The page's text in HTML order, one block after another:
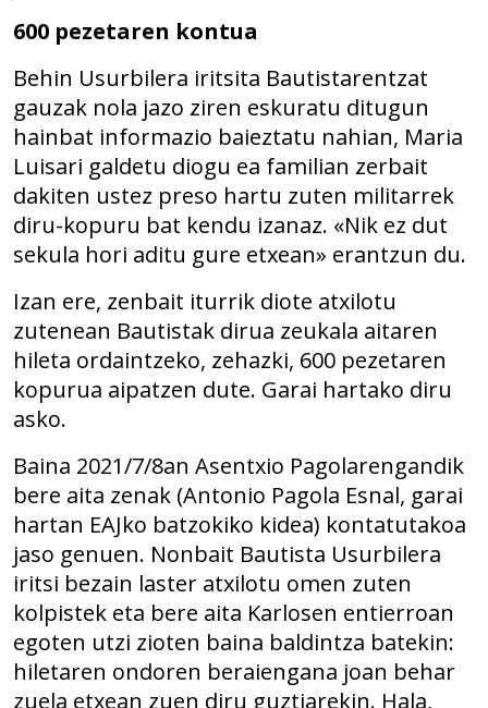
600 pezetaren kontua
Behin Usurbilera iritsita Bautistarentzat
gauzak nola jazo ziren eskuratu ditugun
hainbat informazio baieztatu nahian, Maria
Luisari galdetu diogu ea familian zerbait
dakiten ustez preso hartu zuten militarrek
diru-kopuru bat kendu izanaz. «Nik ez dut
sekula hori aditu gure etxean» erantzun du.
Izan ere, zenbait iturrik diote atxilotu
zutenean Bautistak dirua zeukala aitaren
hileta ordaintzeko, zehazki, 600 pezetaren
kopurua aipatzen dute. Garai hartako diru
asko.
Baina 2021/7/8an Asentxio Pagolarengandik
bere aita zenak (Antonio Pagola Esnal, garai
hartan EAJko batzokiko kidea) kontatutakoa
jaso genuen. Nonbait Bautista Usurbilera
iritsi bezain laster atxilotu omen zuten
kolpistek eta bere aita Karlosen entierroan
egoten utzi zioten baina baldintza batekin:
hiletaren ondoren beraiengana joan behar
zuela etxean zuen diru guztiarekin. Hala,